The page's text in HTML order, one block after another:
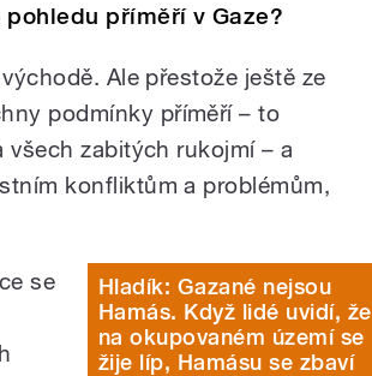
příměří v Gaze?
Ale přestože ještě ze
podmínky příměří – to
všech zabitých rukojmí – a
konfliktům a problémům,
Hladík: Gazané nejsou
Hamás. Když lidé uvidí, že
na okupovaném území se
žije líp, Hamásu se zbaví
se